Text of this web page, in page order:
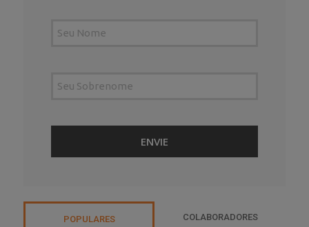
POPULARES COLABORADORES